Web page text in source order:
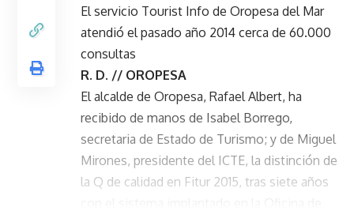
El servicio Tourist Info de Oropesa del Mar
atendió el pasado año 2014 cerca de 60.000
consultas
R. D. // OROPESA
El alcalde de Oropesa, Rafael Albert, ha
recibido de manos de Isabel Borrego,
secretaria de Estado de Turismo; y de Miguel
Mirones, presidente del ICTE, la distinción de
la Q de calidad en Fitur 2015, tras siete años